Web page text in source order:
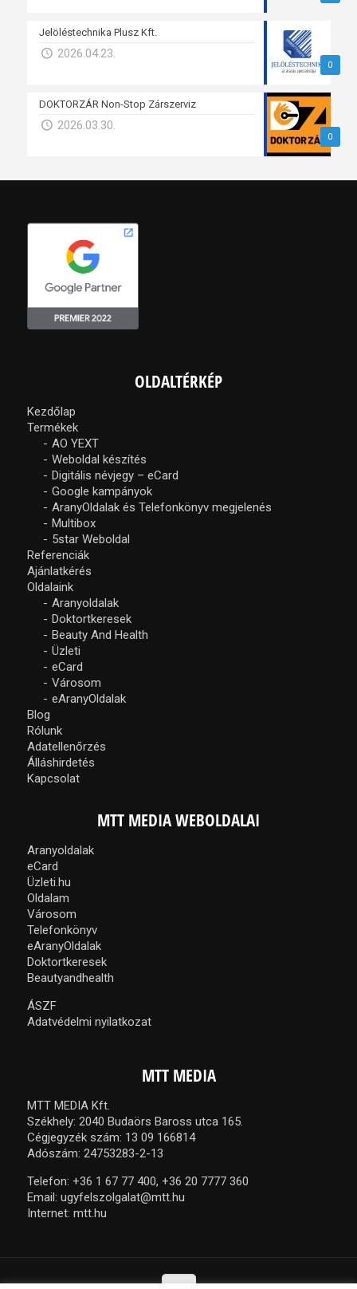
0
Jelöléstechnika Plusz Kft.
2026.04.23.
0
DOKTORZÁR Non-Stop Zárszerviz
2026.03.30.
OLDALTÉRKÉP
Kezdőlap
Termékek
AO YEXT
Weboldal készítés
Digitális névjegy – eCard
Google kampányok
AranyOldalak és Telefonkönyv megjelenés
Multibox
5star Weboldal
Referenciák
Ajánlatkérés
Oldalaink
Aranyoldalak
Doktortkeresek
Beauty And Health
Üzleti
eCard
Városom
eAranyOldalak
Blog
Rólunk
Adatellenőrzés
Álláshirdetés
Kapcsolat
MTT MEDIA WEBOLDALAI
Aranyoldalak
eCard
Üzleti.hu
Oldalam
Városom
Telefonkönyv
eAranyOldalak
Doktortkeresek
Beautyandhealth
ÁSZF
Adatvédelmi nyilatkozat
MTT MEDIA
MTT MEDIA Kft.
Székhely: 2040 Budaörs Baross utca 165.
Cégjegyzék szám: 13 09 166814
Adószám: 24753283-2-13
Telefon: +36 1 67 77 400, +36 20 7777 360
Email: ugyfelszolgalat@mtt.hu
Internet: mtt.hu